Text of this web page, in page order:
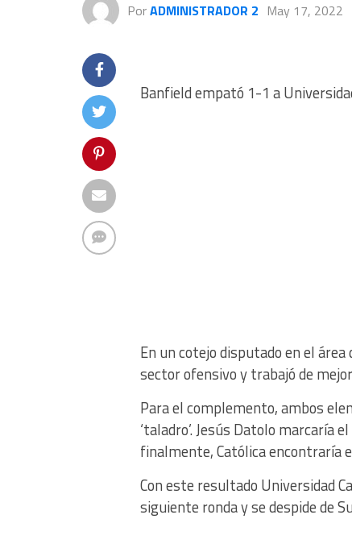
PorADMINISTRADOR 2 May 17, 2022
Banfield empató 1-1 a
En un cotejo disputado en el
sector ofensivo y trabajó de
Para el complemento, ambos
‘taladro’. Jesús Datolo
finalmente, Católica encontraría
Con este resultado Universidad
siguiente ronda y se despide de